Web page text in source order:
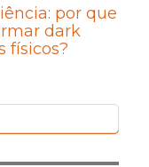
por que
dark
físicos?